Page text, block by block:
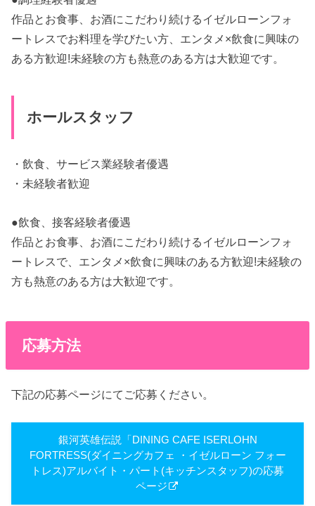
作品とお食事、お酒にこだわり続けるイゼルローンフォ
ートレスでお料理を学びたい方、エンタメ×飲食に興味の
ある方歓迎!未経験の方も熱意のある方は大歓迎です。
ホールスタッフ
・飲食、サービス業経験者優遇
・未経験者歓迎
●飲食、接客経験者優遇
作品とお食事、お酒にこだわり続けるイゼルローンフォ
ートレスで、エンタメ×飲食に興味のある方歓迎!未経験の
方も熱意のある方は大歓迎です。
応募方法
下記の応募ページにてご応募ください。
銀河英雄伝説「DINING CAFE ISERLOHN
FORTRESS(ダイニングカフェ ・イゼルローン フォー
トレス)アルバイト・パート(キッチンスタッフ)の応募
ページ